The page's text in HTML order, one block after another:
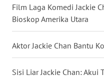
Film Laga Komedi Jackie
Bioskop Amerika Utara
Aktor Jackie Chan Bantu
Sisi Liar Jackie Chan:
WN
NUSANTARA
WN
JOGJA